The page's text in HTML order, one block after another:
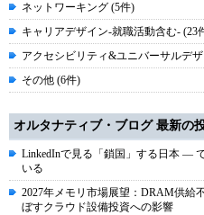
ネットワーキング (5件)
キャリアデザイン-就職活動含む- (23
アクセシビリティ&ユニバーサルデ
その他 (6件)
オルタナティブ・ブログ 最新の
LinkedInで見る「鎖国」する日本 ―
いる
2027年メモリ市場展望：DRAM供給
ぼすクラウド設備投資への影響